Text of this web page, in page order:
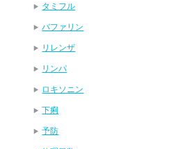
タミフル
バファリン
リレンザ
リンパ
ロキソニン
下痢
予防